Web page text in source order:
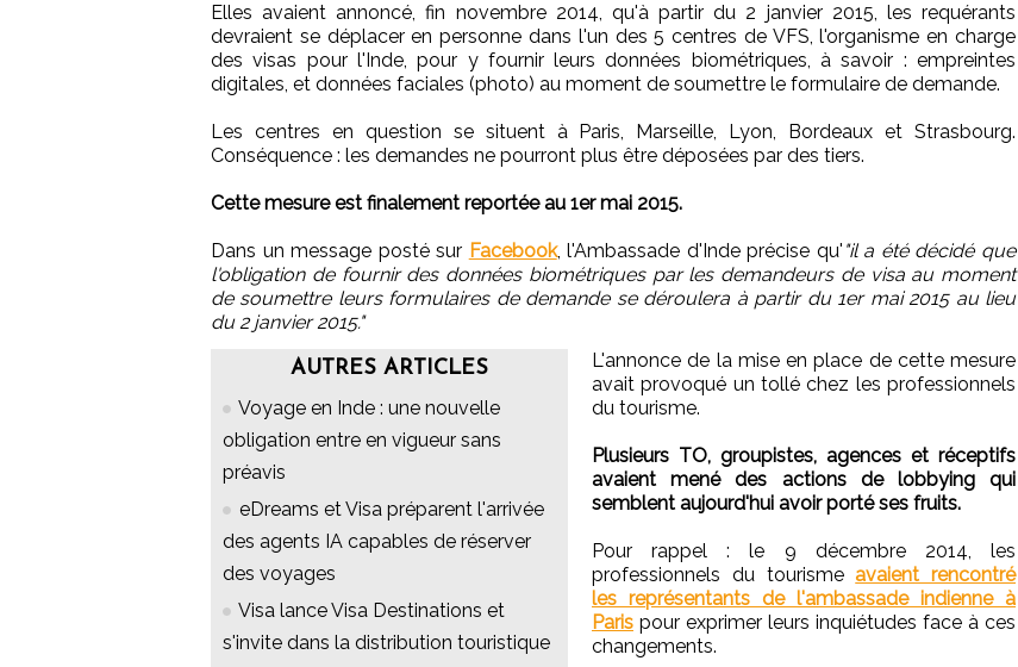
Elles avaient annoncé, fin novembre 2014, qu'à partir du 2 janvier 2015, les requérants
devraient se déplacer en personne dans l'un des 5 centres de VFS, l'organisme en charge
des visas pour l'Inde, pour y fournir leurs données biométriques, à savoir : empreintes
digitales, et données faciales (photo) au moment de soumettre le formulaire de demande.
Les centres en question se situent à Paris, Marseille, Lyon, Bordeaux et Strasbourg.
Conséquence : les demandes ne pourront plus être déposées par des tiers.
Cette mesure est finalement reportée au 1er mai 2015.
Dans un message posté sur Facebook, l'Ambassade d'Inde précise qu' "il a été décidé que
l'obligation de fournir des données biométriques par les demandeurs de visa au moment
de soumettre leurs formulaires de demande se déroulera à partir du 1er mai 2015 au lieu
du 2 janvier 2015."
AUTRES ARTICLES
Voyage en Inde : une nouvelle
obligation entre en vigueur sans
préavis
eDreams et Visa préparent l'arrivée
des agents IA capables de réserver
des voyages
Visa lance Visa Destinations et
s'invite dans la distribution touristique
L'annonce de la mise en place de cette mesure
avait provoqué un tollé chez les professionnels
du tourisme.
Plusieurs TO, groupistes, agences et réceptifs
avaient mené des actions de lobbying qui
semblent aujourd'hui avoir porté ses fruits.
Pour rappel : le 9 décembre 2014, les
professionnels du tourisme avaient rencontré
les représentants de l'ambassade indienne à
Paris pour exprimer leurs inquiétudes face à ces
changements.